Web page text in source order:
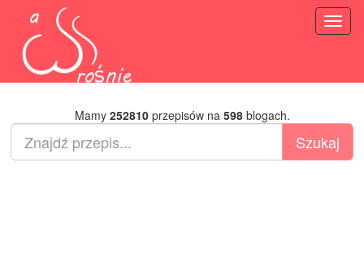
Mamy 252810przepisów na 598blogach.